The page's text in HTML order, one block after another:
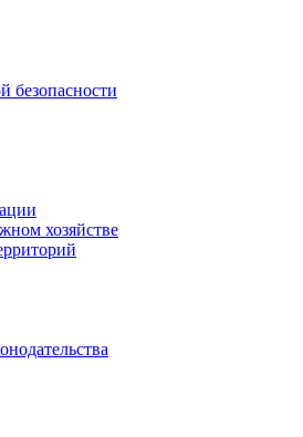
безопасности
хозяйстве